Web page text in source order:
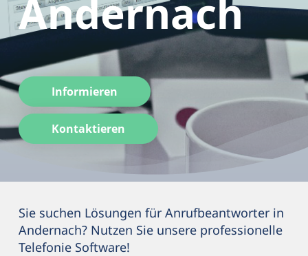
Andernach
Informieren
Kontaktieren
Sie suchen Lösungen für Anrufbeantworter in
Andernach? Nutzen Sie unsere professionelle
Telefonie Software!